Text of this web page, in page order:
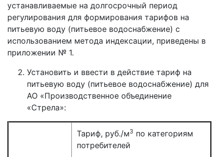
устанавливаемые на долгосрочный период
регулирования для формирования тарифов на
питьевую воду (питьевое водоснабжение) с
использованием метода индексации, приведены в
приложении № 1.
Установить и ввести в действие тариф на
питьевую воду (питьевое водоснабжение) для
АО «Производственное объединение
«Стрела»:
Тариф, руб./м3 по категориям
потребителей